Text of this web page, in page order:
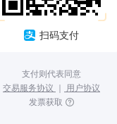
扫码支付
支付则代表同意
交易服务协议 ｜ 用户协议
发票获取